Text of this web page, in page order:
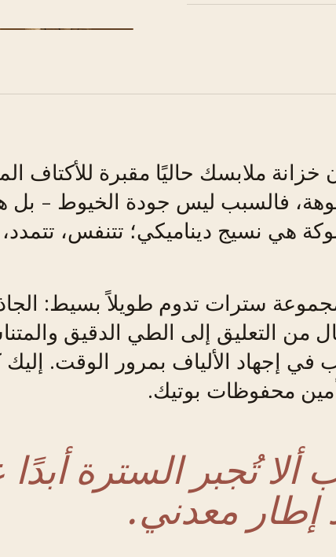
خزانة ملابسك حاليًا مقبرة للأكتاف
فالسبب ليس جودة الخيوط - بل
هي نسيج ديناميكي؛ تتنفس،
سترات تدوم طويلاً بسيط:
من التعليق إلى الطي الدقيق
في إجهاد الألياف بمرور الوقت.
محفوظات بوتيك.
ألا تُجبر السترة
معدني.